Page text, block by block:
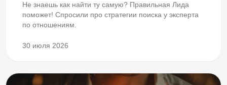
Не знаешь как найти ту самую? Правильная Лида
поможет! Спросили про стратегии поиска у эксперта
по отношениям.
30 июля 2026